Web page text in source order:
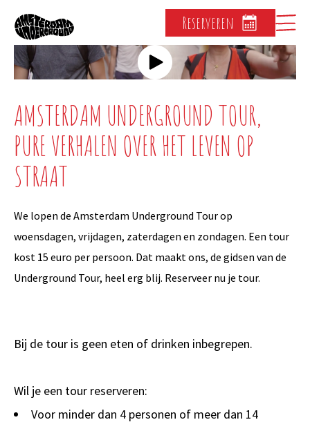
Reserveren
AMSTERDAM UNDERGROUND TOUR,
PURE VERHALEN OVER HET LEVEN OP
STRAAT
We lopen de Amsterdam Underground Tour op
woensdagen, vrijdagen, zaterdagen en zondagen. Een tour
kost 15 euro per persoon. Dat maakt ons, de gidsen van de
Underground Tour, heel erg blij. Reserveer nu je tour.
Bij de tour is geen eten of drinken inbegrepen.
Wil je een tour reserveren:
Voor minder dan 4 personen of meer dan 14